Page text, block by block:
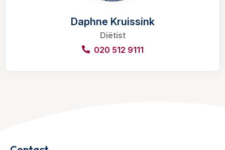
Daphne Kruissink
Diëtist
020 512 9111